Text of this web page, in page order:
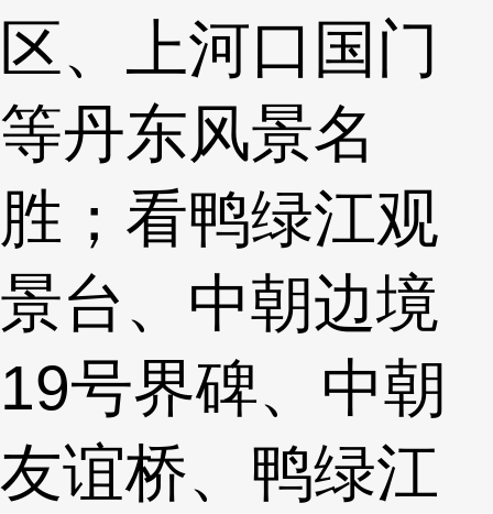
区、上河口国门
等丹东风景名
胜；看鸭绿江观
景台、中朝边境
19号界碑、中朝
友谊桥、鸭绿江